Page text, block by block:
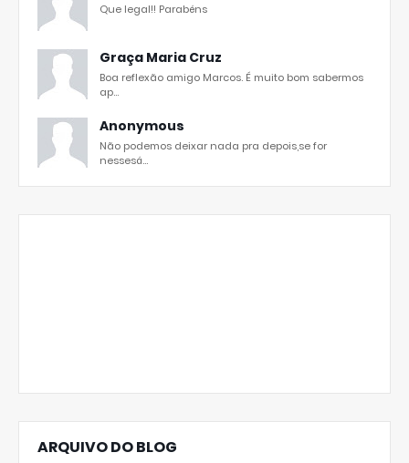
Que legal!! Parabéns
Graça Maria Cruz
Boa reflexão amigo Marcos. É muito bom sabermos
ap...
Anonymous
Não podemos deixar nada pra depois,se for
nessesá...
ARQUIVO DO BLOG